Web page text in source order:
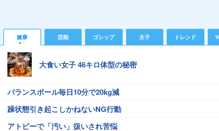
健康 芸能 ゴシップ 女子 トレンド
大食い女子 46キロ体型の秘密
バランスボール毎日10分で20kg減
躁状態引き起こしかねないNG行動
アトピーで「汚い」扱いされ苦悩